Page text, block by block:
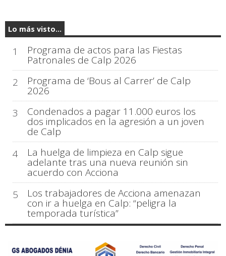
Lo más visto...
1 Programa de actos para las Fiestas
Patronales de Calp 2026
2
Programa de ‘Bous al Carrer’ de Calp
2026
3
Condenados a pagar 11.000 euros los
dos implicados en la agresión a un joven
de Calp
4
La huelga de limpieza en Calp sigue
adelante tras una nueva reunión sin
acuerdo con Acciona
5
Los trabajadores de Acciona amenazan
con ir a huelga en Calp: “peligra la
temporada turística”